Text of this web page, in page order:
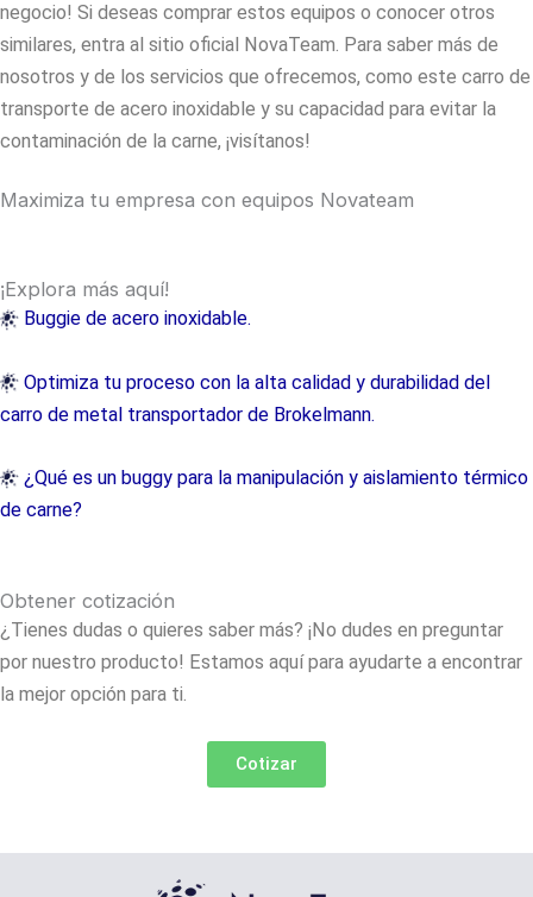
negocio! Si deseas comprar estos equipos o conocer otros
similares, entra al sitio oficial NovaTeam. Para saber más de
nosotros y de los servicios que ofrecemos, como este carro de
transporte de acero inoxidable y su capacidad para evitar la
contaminación de la carne, ¡visítanos!
Maximiza tu empresa con equipos Novateam
¡Explora más aquí!
Buggie de acero inoxidable.
Optimiza tu proceso con la alta calidad y durabilidad del
carro de metal transportador de Brokelmann.
¿Qué es un buggy para la manipulación y aislamiento térmico
de carne?
Obtener cotización
¿Tienes dudas o quieres saber más? ¡No dudes en preguntar
por nuestro producto! Estamos aquí para ayudarte a encontrar
la mejor opción para ti.
Cotizar